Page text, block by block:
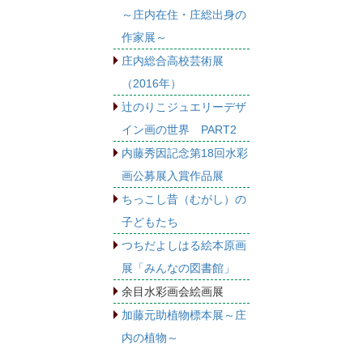
～庄内在住・庄総出身の
作家展～
庄内総合高校芸術展
（2016年）
辻のりこジュエリーデザ
イン画の世界 PART2
内藤秀因記念第18回水彩
画公募展入賞作品展
ちっこし昔（むがし）の
子どもたち
つちだよしはる絵本原画
展「みんなの図書館」
余目水彩画会絵画展
加藤元助植物標本展～庄
内の植物～